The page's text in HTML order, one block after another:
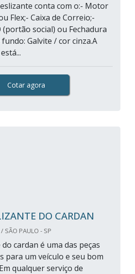
conta com o:- Motor
Flex;- Caixa de Correio;-
(portão social) ou Fechadura
Galvite / cor cinza.A
Cotar agora
DO CARDAN
SÃO PAULO - SP
cardan é uma das peças
para um veículo e seu bom
qualquer serviço de